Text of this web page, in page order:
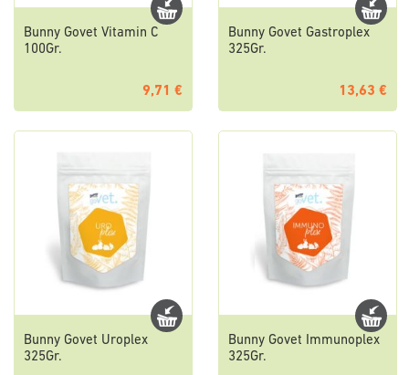
Bunny Govet Vitamin C
100Gr.
9,71 €
Bunny Govet Gastroplex
325Gr.
13,63 €
Bunny Govet Uroplex
325Gr.
Bunny Govet Immunoplex
325Gr.